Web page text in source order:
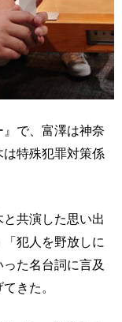
で、富澤は神奈
は特殊犯罪対策係
共演した思い出
犯人を野放しに
た名台詞に言及
きた。